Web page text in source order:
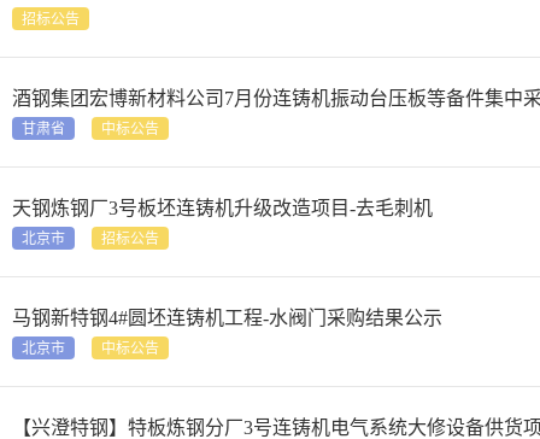
招标公告
酒钢集团宏博新材料公司7月份连铸机振动台压板等备件集中
甘肃省 中标公告
天钢炼钢厂3号板坯连铸机升级改造项目-去毛刺机
北京市 招标公告
马钢新特钢4#圆坯连铸机工程-水阀门采购结果公示
北京市 中标公告
【兴澄特钢】特板炼钢分厂3号连铸机电气系统大修设备供货